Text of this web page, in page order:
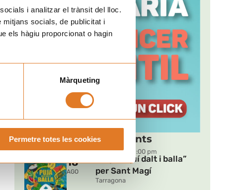
i analitzar el trànsit del lloc.
socials, de publicitat i
els hàgiu proporcionat o hagin
Màrqueting
Permetre totes les cookies
Pròxims esdeveniments
DT
18
AGO
09:00 pm - 11:00 pm
“Puja, aquí dalt i balla”
per Sant Magí
Tarragona